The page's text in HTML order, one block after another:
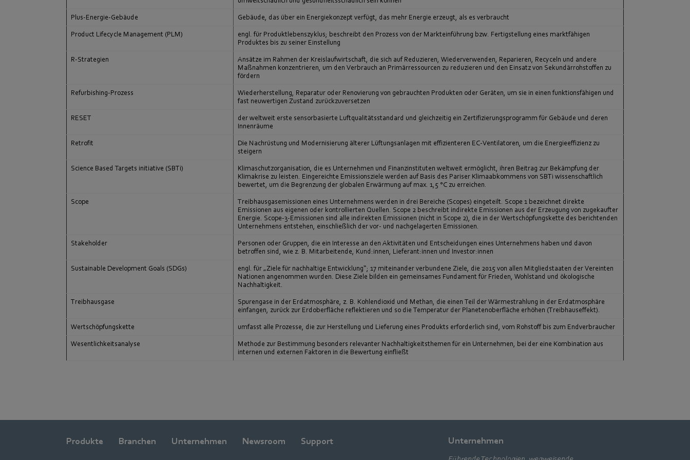
Plus-Energie-Gebäude Gebäude, das über ein Energiekonzept verfügt, das mehr Energie erzeugt, als es verbraucht
Product Lifecycle Management (PLM)
engl. für Produktlebenszyklus; beschreibt den Prozess von der Markteinführung bzw. Fertigstellung eines marktfähigen
Produktes bis zu seiner Einstellung
R-Strategien
Ansätze im Rahmen der Kreislaufwirtschaft, die sich auf Reduzieren, Wiederverwenden, Reparieren, Recyceln und andere
Maßnahmen konzentrieren, um den Verbrauch an Primärressourcen zu reduzieren und den Einsatz von Sekundärrohstoffen zu
fördern
Refurbishing-Prozess
Wiederherstellung, Reparatur oder Renovierung von gebrauchten Produkten oder Geräten, um sie in einen funktionsfähigen und
fast neuwertigen Zustand zurückzuversetzen
RESET
der weltweit erste sensorbasierte Luftqualitätsstandard und gleichzeitig ein Zertifizierungsprogramm für Gebäude und deren
Innenräume
Retrofit
Die Nachrüstung und Modernisierung älterer Lüftungsanlagen mit effizienteren EC-Ventilatoren, um die Energieeffizienz zu
steigern
Science Based Targets initiative (SBTi)
Klimaschutzorganisation, die es Unternehmen und Finanzinstituten weltweit ermöglicht, ihren Beitrag zur Bekämpfung der
Klimakrise zu leisten. Eingereichte Emissionsziele werden auf Basis des Pariser Klimaabkommens von SBTi wissenschaftlich
bewertet, um die Begrenzung der globalen Erwärmung auf max. 1,5 °C zu erreichen.
Scope
Treibhausgasemissionen eines Unternehmens werden in drei Bereiche (Scopes) eingeteilt. Scope 1 bezeichnet direkte
Emissionen aus eigenen oder kontrollierten Quellen. Scope 2 beschreibt indirekte Emissionen aus der Erzeugung von zugekaufter
Energie. Scope-3-Emissionen sind alle indirekten Emissionen (nicht in Scope 2), die in der Wertschöpfungskette des berichtenden
Unternehmens entstehen, einschließlich der vor- und nachgelagerten Emissionen.
Stakeholder
Personen oder Gruppen, die ein Interesse an den Aktivitäten und Entscheidungen eines Unternehmens haben und davon
betroffen sind, wie z. B. Mitarbeitende, Kund:innen, Lieferant:innen und Investor:innen
Sustainable Development Goals (SDGs)
engl. für „Ziele für nachhaltige Entwicklung“; 17 miteinander verbundene Ziele, die 2015 von allen Mitgliedstaaten der Vereinten
Nationen angenommen wurden. Diese Ziele bilden ein gemeinsames Fundament für Frieden, Wohlstand und ökologische
Nachhaltigkeit.
Treibhausgase
Spurengase in der Erdatmosphäre, z. B. Kohlendioxid und Methan, die einen Teil der Wärmestrahlung in der Erdatmosphäre
einfangen, zurück zur Erdoberfläche reflektieren und so die Temperatur der Planetenoberfläche erhöhen (Treibhauseffekt).
Wertschöpfungskette umfasst alle Prozesse, die zur Herstellung und Lieferung eines Produkts erforderlich sind, vom Rohstoff bis zum Endverbraucher
Wesentlichkeitsanalyse
Methode zur Bestimmung besonders relevanter Nachhaltigkeitsthemen für ein Unternehmen, bei der eine Kombination aus
internen und externen Faktoren in die Bewertung einfließt
Produkte Branchen Unternehmen Newsroom Support Unternehmen